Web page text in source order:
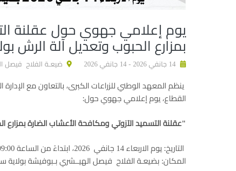
يوم إعلامي جهوي حول عقلنة
بمزارع الحبوب وتعديل آلة الرش
ضيعـة الفلاح فيصل
ينظم المعهد الوطني للزراعات الكبرى، بالتعاون مع
القطاع، يوم إعلامي جهوي حول:
"عقلنة التسميد الآزوتي ومكافحة الأعشاب الضارة بمزارع
التاريخ: يوم الاربعاء 14 جانفي 2026، ابتداءً من الساعة 09:00 صباحًا
المكان: بضيعـة الفلاح فيصل الهيــشري بـبوفيشة بولاية